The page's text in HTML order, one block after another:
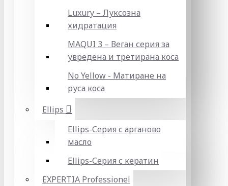
Luxury – Луксозна
хидратация
MAQUI 3 – Веган серия за
увредена и третирана коса
No Yellow - Матиране на
руса коса
Ellips
Ellips-Серия с арганово
масло
Ellips-Серия с кератин
EXPERTIA Professionel